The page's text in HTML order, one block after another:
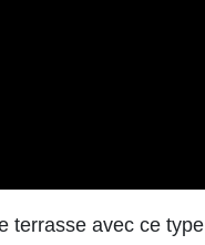
terrasse avec ce